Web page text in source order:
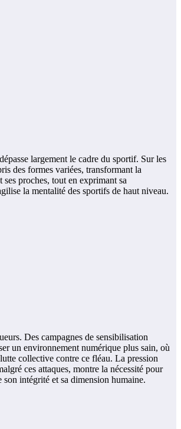
largement le cadre du sportif. Sur les
des formes variées, transformant la
proches, tout en exprimant sa
la mentalité des sportifs de haut niveau.
Des campagnes de sensibilisation
un environnement numérique plus sain, où
collective contre ce fléau. La pression
ces attaques, montre la nécessité pour
intégrité et sa dimension humaine.